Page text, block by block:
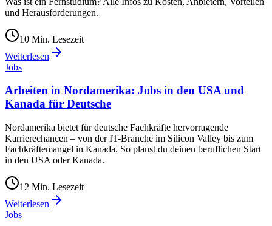
und Herausforderungen.
10 Min. Lesezeit
Weiterlesen
Jobs
Arbeiten in Nordamerika: Jobs in den USA und
Kanada für Deutsche
Nordamerika bietet für deutsche Fachkräfte hervorragende
Karrierechancen – von der IT-Branche im Silicon Valley bis zum
Fachkräftemangel in Kanada. So planst du deinen beruflichen Start
in den USA oder Kanada.
12 Min. Lesezeit
Weiterlesen
Jobs